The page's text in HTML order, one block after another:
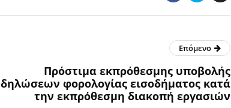
Επόμενο
Πρόστιμα εκπρόθεσμης υποβολής
δηλώσεων φορολογίας εισοδήματος κατά
την εκπρόθεσμη διακοπή εργασιών